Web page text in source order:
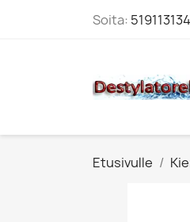
Soita: 519113134
Etusivulle